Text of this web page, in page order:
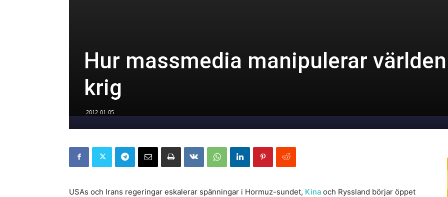
Hur massmedia manipulerar
krig
2012-01-05
USAs och Irans regeringar eskalerar spänningar i Hormuz-sundet, Kina och Ryssland börjar öppet